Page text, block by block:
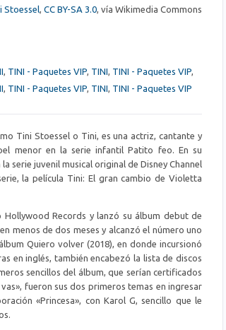
Stoessel, CC BY-SA 3.0, vía Wikimedia Commons
, TINI - Paquetes VIP, TINI, TINI - Paquetes VIP,
, TINI - Paquetes VIP, TINI, TINI - Paquetes VIP
Tini Stoessel o Tini, es una actriz, cantante y
menor en la serie infantil Patito feo. En su
serie juvenil musical original de Disney Channel
la película Tini: El gran cambio de Violetta
Records y lanzó su álbum debut de
menos de dos meses y alcanzó el número uno
Quiero volver (2018), en donde incursionó
en inglés, también encabezó la lista de discos
sencillos del álbum, que serían certificados
fueron sus dos primeros temas en ingresar
«Princesa», con Karol G, sencillo que le